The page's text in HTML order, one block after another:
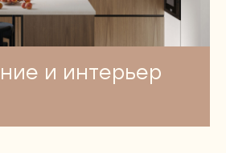
и интерьер